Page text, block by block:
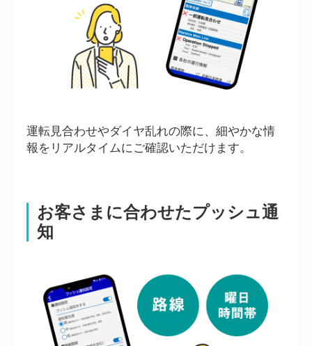
運転見合わせやダイヤ乱れの際に、細やかな情
報をリアルタイムにご確認いただけます。
お客さまに合わせたプッシュ通
知